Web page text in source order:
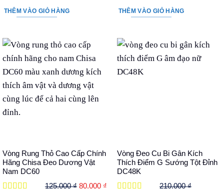
là:
tại
THÊM VÀO GIỎ HÀNG
là:
tại
THÊM VÀO GIỎ HÀNG
Vòng Rung Thỏ Cao Cấp Chính
Hãng Chisa Đeo Dương Vật
Nam DC60
125.000₫ Giá
80.000 ₫Giá
Vòng Đeo Cu Bi Gân Kích
Thích Điểm G Sướng Tột Đỉnh
DC48K
210.000₫